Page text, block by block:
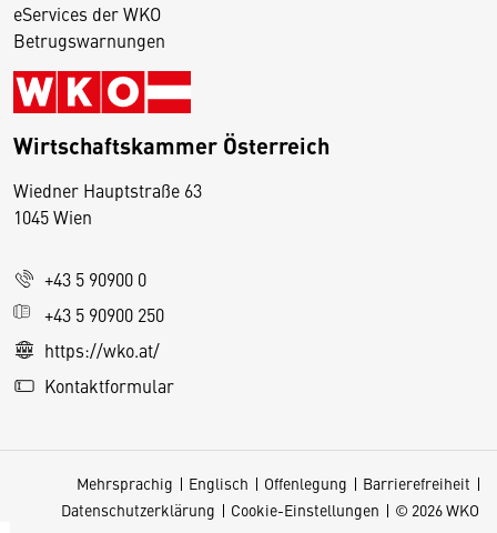
eServices der WKO
Betrugswarnungen
Wirtschaftskammer Österreich
Wiedner Hauptstraße 63
1045 Wien
+43 5 90900 0
+43 5 90900 250
https://wko.at/
Kontaktformular
Mehrsprachig Englisch Offenlegung
Barrierefreiheit
Datenschutzerklärung
Cookie-Einstellungen © 2026 WKO
D
s
e
S
e